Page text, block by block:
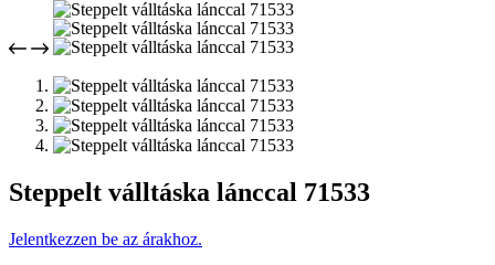
Steppelt válltáska lánccal 71533
Jelentkezzen be az árakhoz.